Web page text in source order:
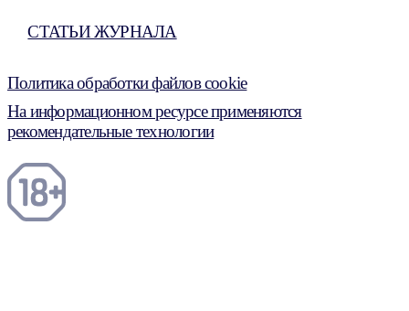
СТАТЬИ ЖУРНАЛА
Политика обработки файлов cookie
На информационном ресурсе применяются
рекомендательные технологии